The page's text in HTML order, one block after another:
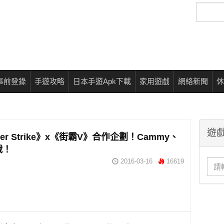
尋
前登錄 手遊攻略 日本手遊Apk下載 家用遊戲 網絡新聞
Strike》x《街霸V》合作企劃！Cammy、
2016-03-16 16619
遊